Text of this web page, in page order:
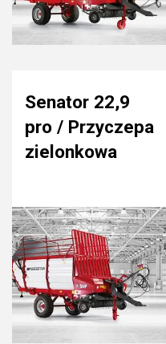
Senator 22,9
pro / Przyczepa
zielonkowa